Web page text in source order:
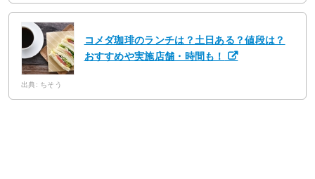
コメダ珈琲のランチは？土日ある？値段は？
おすすめや実施店舗・時間も！
出典: ちそう